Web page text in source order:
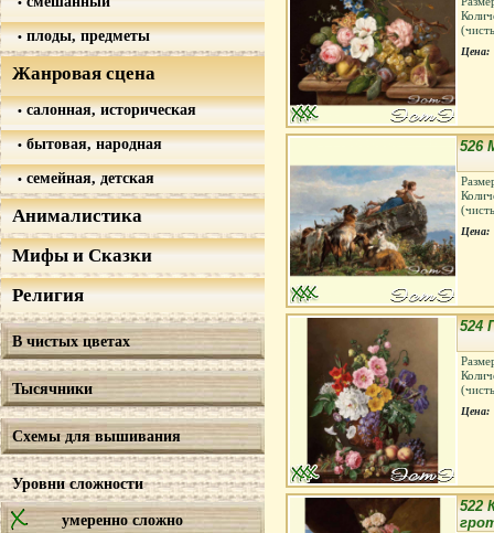
плоды, предметы
Жанровая сцена
салонная, историческая
бытовая, народная
семейная, детская
Анималистика
Мифы и Сказки
Религия
В чистых цветах
Тысячники
Схемы для вышивания
Уровни сложности
умеренно сложно
Цена:
526
Цена:
524
Цена:
522